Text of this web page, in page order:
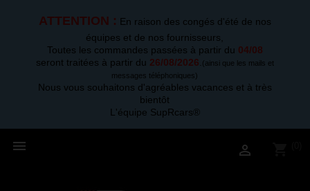
ATTENTION : En raison des congés d'été de nos
équipes et de nos fournisseurs,
Toutes les commandes passées à partir du 04/08
seront traitées à partir du 26/08/2026 (ainsi que les mails et
messages téléphoniques)
Nous vous souhaitons d'agréables vacances et à très
bientôt
L'équipe SupRcars®
 